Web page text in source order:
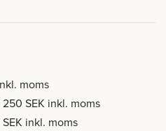
moms
SEK inkl. moms
inkl. moms